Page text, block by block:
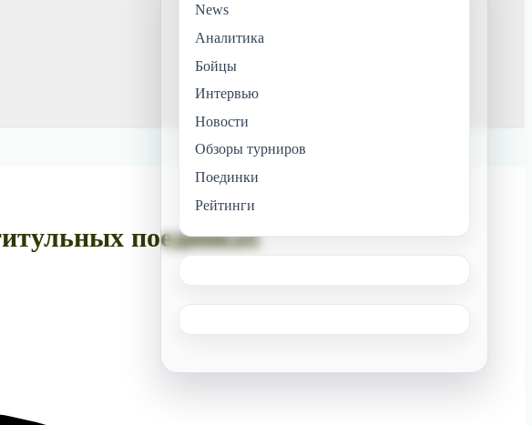
поединках
News
Аналитика
Бойцы
Интервью
Новости
Обзоры турниров
Поединки
Рейтинги